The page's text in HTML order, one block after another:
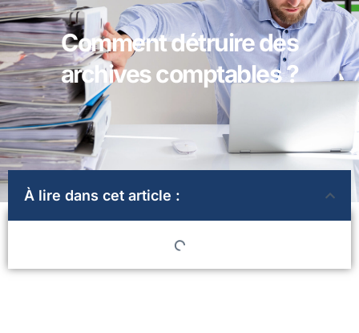
Comment détruire des
archives comptables ?
À lire dans cet article :